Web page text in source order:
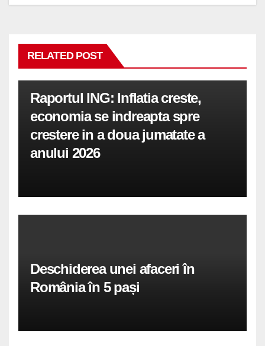
RELATED POST
Raportul ING: Inflatia creste,
economia se indreapta spre
crestere in a doua jumatate a
anului 2026
Deschiderea unei afaceri în
România în 5 pași